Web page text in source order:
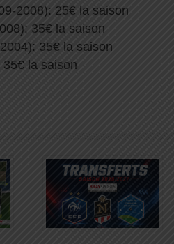
2008): 25€ la saison
35€ la saison
35€ la saison
la saison